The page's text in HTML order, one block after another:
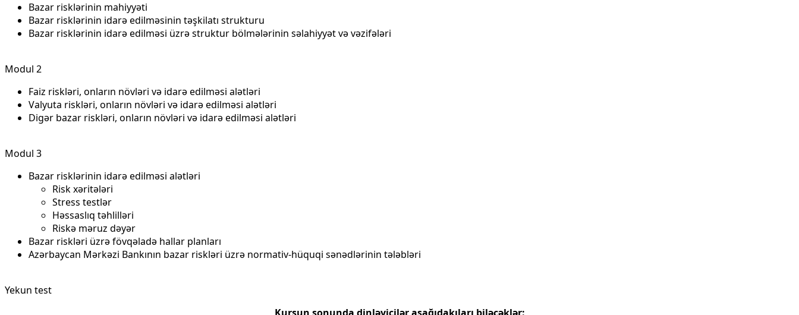
Bazar risklərinin mahiyyəti
Bazar risklərinin idarə edilməsinin təşkilatı strukturu
Bazar risklərinin idarə edilməsi üzrə struktur bölmələrinin səlahiyyət və vəzifələri
Modul 2
Faiz riskləri, onların növləri və idarə edilməsi alətləri
Valyuta riskləri, onların növləri və idarə edilməsi alətləri
Digər bazar riskləri, onların növləri və idarə edilməsi alətləri
Modul 3
Bazar risklərinin idarə edilməsi alətləri
Risk xəritələri
Stress testlər
Həssaslıq təhlilləri
Riskə məruz dəyər
Bazar riskləri üzrə fövqəladə hallar planları
Azərbaycan Mərkəzi Bankının bazar riskləri üzrə normativ-hüquqi sənədlərinin tələbləri
Yekun test